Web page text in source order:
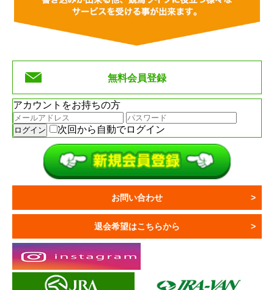
無料会員登録
アカウントをお持ちの方
次回から自動でログイン
お問い合わせ
退会希望はこちらから